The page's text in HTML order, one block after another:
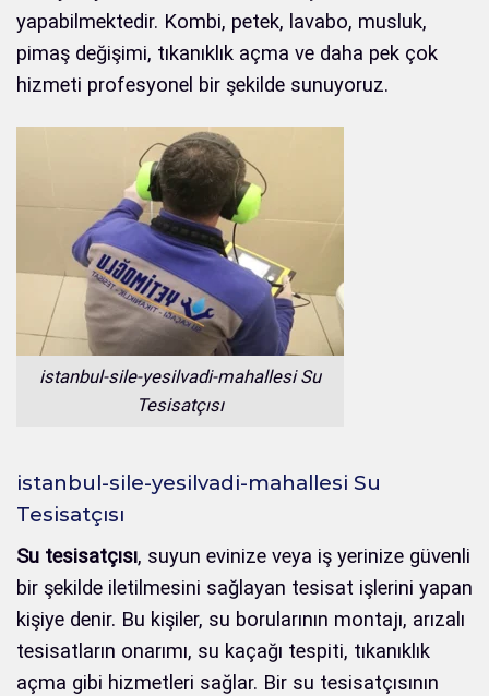
yapabilmektedir. Kombi, petek, lavabo, musluk,
pimaş değişimi, tıkanıklık açma ve daha pek çok
hizmeti profesyonel bir şekilde sunuyoruz.
istanbul-sile-yesilvadi-mahallesi Su
Tesisatçısı
istanbul-sile-yesilvadi-mahallesi Su
Tesisatçısı
Su tesisatçısı, suyun evinize veya iş yerinize güvenli
bir şekilde iletilmesini sağlayan tesisat işlerini yapan
kişiye denir. Bu kişiler, su borularının montajı, arızalı
tesisatların onarımı, su kaçağı tespiti, tıkanıklık
açma gibi hizmetleri sağlar. Bir su tesisatçısının